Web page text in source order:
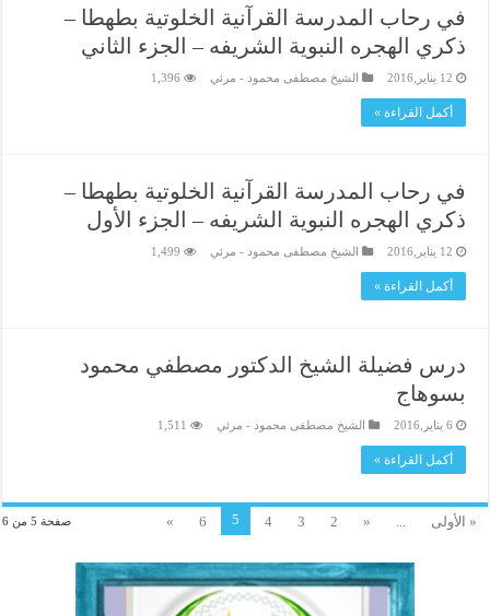
في رحاب المدرسة القرآنية الخلوتية بطهطا –
ذكري الهجره النبوية الشريفه – الجزء الثاني
12 يناير,2016 الشيخ مصطفى محمود - مرئي 1,396
أكمل القراءة »
في رحاب المدرسة القرآنية الخلوتية بطهطا –
ذكري الهجره النبوية الشريفه – الجزء الأول
12 يناير,2016 الشيخ مصطفى محمود - مرئي 1,499
أكمل القراءة »
درس فضيلة الشيخ الدكتور مصطفي محمود
بسوهاج
6 يناير,2016 الشيخ مصطفى محمود - مرئي 1,511
أكمل القراءة »
صفحة 5 من 6 « الأولى «
2
3
4
5
6
»